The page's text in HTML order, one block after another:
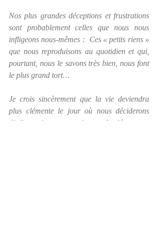
Nos plus grandes déceptions et frustrations
sont probablement celles que nous nous
infligeons nous-mêmes :  Ces « petits riens »
que nous reproduisons au quotidien et qui,
pourtant, nous le savons très bien, nous font
le plus grand tort…
Je crois sincèrement que la vie deviendra
plus clémente le jour où nous déciderons
d’aller voir un peu plus profondément en